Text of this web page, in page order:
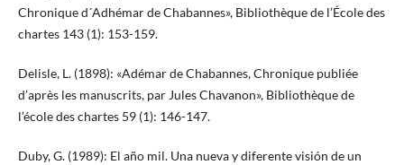
Chronique d´Adhémar de Chabannes», Bibliothèque de l’École des
chartes 143 (1): 153-159.
Delisle, L. (1898): «Adémar de Chabannes, Chronique publiée
d’après les manuscrits, par Jules Chavanon», Bibliothèque de
l’école des chartes 59 (1): 146-147.
Duby, G. (1989): El año mil. Una nueva y diferente visión de un